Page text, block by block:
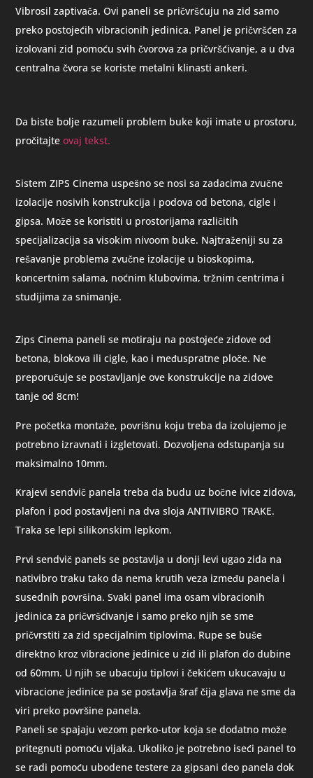
Vibrosil zaptivača. Ovi paneli se pričvršćuju na zid samo
preko postojećih vibracionih jedinica. Panel je pričvršćen za
izolovani zid pomoću svih čvorova za pričvršćivanje, a u dva
centralna čvora se koriste metalni klinasti ankeri.
Da biste bolje razumeli problem buke koji imate u prostoru,
pročitajteovaj tekst.
Sistem ZIPS Cinema uspešno se nosi sa zadacima zvučne
izolacije nosivih konstrukcija i podova od betona, cigle i
gipsa. Može se koristiti u prostorijama različitih
specijalizacija sa visokim nivoom buke. Najtraženiji su za
rešavanje problema zvučne izolacije u bioskopima,
koncertnim salama, noćnim klubovima, tržnim centrima i
studijima za snimanje.
Zips Cinema paneli se motiraju na postojeće zidove od
betona, blokova ili cigle, kao i međuspratne ploče. Ne
preporučuje se postavljanje ove konstrukcije na zidove
tanje od 8cm!
Pre početka montaže, povrišnu koju treba da izolujemo je
potrebno izravnati i izgletovati. Dozvoljena odstupanja su
maksimalno 10mm.
Krajevi sendvič panela treba da budu uz bočne ivice zidova,
plafon i pod postavljeni na dva sloja ANTIVIBRO TRAKE.
Traka se lepi silikonskim lepkom.
Prvi sendvič panels se postavlja u donji levi ugao zida na
nativibro traku tako da nema krutih veza između panela i
susednih površina. Svaki panel ima osam vibracionih
jedinica za pričvršćivanje i samo preko njih se sme
pričvrstiti za zid specijalnim tiplovima. Rupe se buše
direktno kroz vibracione jedinice u zid ili plafon do dubine
od 60mm. U njih se ubacuju tiplovi i čekićem ukucavaju u
vibracione jedinice pa se postavlja šraf čija glava ne sme da
viri preko površine panela.
Paneli se spajaju vezom perko-utor koja se dodatno može
pritegnuti pomoću vijaka. Ukoliko je potrebno iseći panel to
se radi pomoću ubodene testere za gipsani deo panela dok